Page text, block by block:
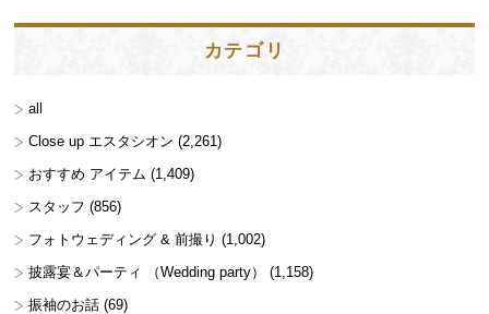
カテゴリ
all
Close up エスタシオン (2,261)
おすすめ アイテム (1,409)
スタッフ (856)
フォトウェディング & 前撮り (1,002)
披露宴＆パーティ （Wedding party）
(1,158)
振袖のお話 (69)